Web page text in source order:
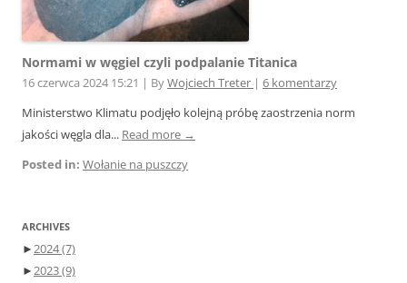
Normami w węgiel czyli podpalanie Titanica
16 czerwca 2024 15:21 | ByWojciech Treter | 6 komentarzy
Ministerstwo Klimatu podjęło kolejną próbę zaostrzenia norm
jakości węgla dla... Read more →
Posted in: Wołanie na puszczy
ARCHIVES
►2024(7)
►2023(9)